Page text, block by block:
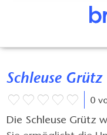
Schleuse
0
Die Schleuse Grütz